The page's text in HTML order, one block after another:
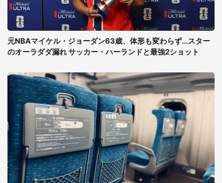
元NBAマイケル・ジョーダン63歳、体形も変わらず...スター
のオーラダダ漏れ サッカー・ハーランドと最強2ショット